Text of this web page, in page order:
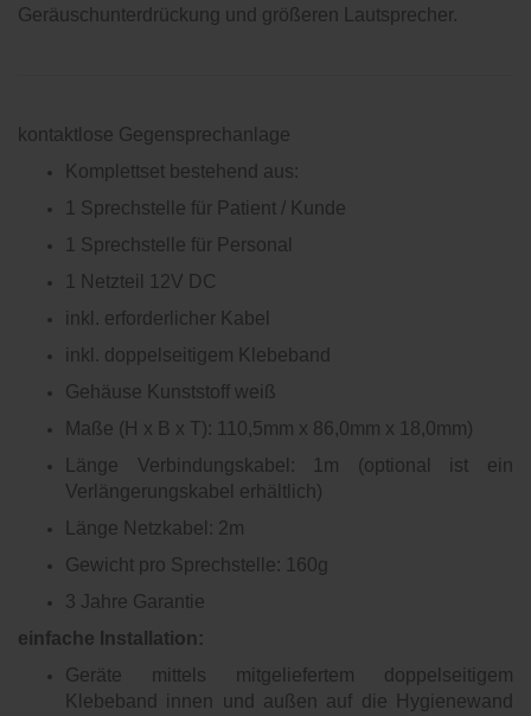
Geräuschunterdrückung und größeren Lautsprecher.
kontaktlose Gegensprechanlage
Komplettset bestehend aus:
1 Sprechstelle für Patient / Kunde
1 Sprechstelle für Personal
1 Netzteil 12V DC
inkl. erforderlicher Kabel
inkl. doppelseitigem Klebeband
Gehäuse Kunststoff weiß
Maße (H x B x T): 110,5mm x 86,0mm x 18,0mm)
Länge Verbindungskabel: 1m (optional ist ein
Verlängerungskabel erhältlich)
Länge Netzkabel: 2m
Gewicht pro Sprechstelle: 160g
3 Jahre Garantie
einfache Installation:
Geräte mittels mitgeliefertem doppelseitigem
Klebeband innen und außen auf die Hygienewand